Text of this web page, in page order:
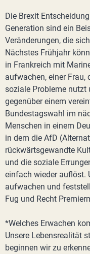
Die Brexit
Generation sind ein
Veränderungen, die
Nächstes Frühjahr
in Frankreich mit
aufwachen, einer
soziale Probleme nutzt
gegenüber einem
Bundestagswahl im
Menschen in einem
in dem die AfD
rückwärtsgewandte
und die soziale
einfach wieder auflöst.
aufwachen und
Fug und Recht
*Welches Erwachen
Unsere Lebensrealität
beginnen wir zu